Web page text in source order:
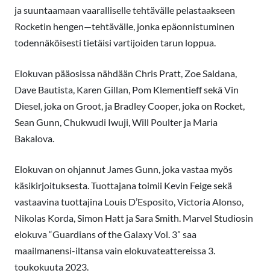
ja suuntaamaan vaaralliselle tehtävälle pelastaakseen
Rocketin hengen—tehtävälle, jonka epäonnistuminen
todennäköisesti tietäisi vartijoiden tarun loppua.
Elokuvan pääosissa nähdään Chris Pratt, Zoe Saldana,
Dave Bautista, Karen Gillan, Pom Klementieff sekä Vin
Diesel, joka on Groot, ja Bradley Cooper, joka on Rocket,
Sean Gunn, Chukwudi Iwuji, Will Poulter ja Maria
Bakalova.
Elokuvan on ohjannut James Gunn, joka vastaa myös
käsikirjoituksesta. Tuottajana toimii Kevin Feige sekä
vastaavina tuottajina Louis D’Esposito, Victoria Alonso,
Nikolas Korda, Simon Hatt ja Sara Smith. Marvel Studiosin
elokuva “Guardians of the Galaxy Vol. 3” saa
maailmanensi-iltansa vain elokuvateattereissa 3.
toukokuuta 2023.